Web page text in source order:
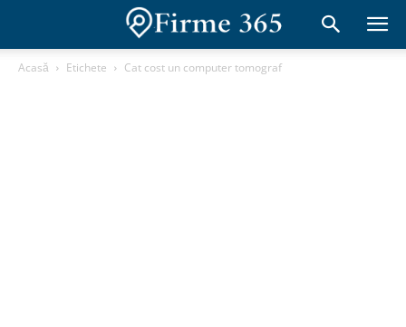
Acasă Etichete Cat cost un computer tomograf